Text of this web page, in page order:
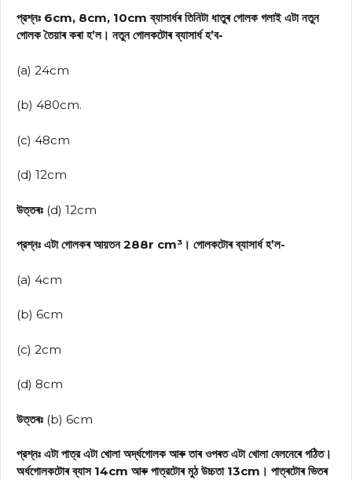
প্রশ্নঃ 6cm, 8cm, 10cm ব্যাসার্ধৰ তিনিটা ধাতুৰ গোলক গলাই এটা নতুন
গোলক তৈয়াৰ কৰা হ’ল। নতুন গোলকটোৰ ব্যাসার্ধ হ’ব-
(a) 24cm
(b) 480cm.
(c) 48cm
(d) 12cm
উত্তৰঃ (d) 12cm
প্রশ্নঃ এটা গোলকৰ আয়তন 288r cm³। গোলকটোৰ ব্যাসার্ধ হ’ল-
(a) 4cm
(b) 6cm
(c) 2cm
(d) 8cm
উত্তৰঃ (b) 6cm
প্রশ্নঃ এটা পাত্র এটা খোলা অর্দ্ধগোলক আৰু তাৰ ওপৰত এটা খোলা বেলনেৰে গঠিত।
অর্ধগোলকটোৰ ব্যাস 14cm আৰু পাত্রটোৰ মুঠ উচ্চতা 13cm। পাত্ৰটোৰ ভিতৰ